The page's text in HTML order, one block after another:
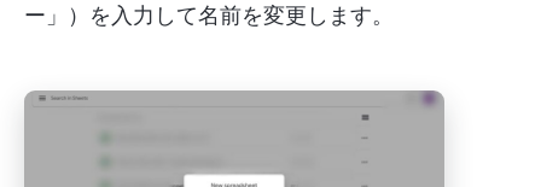
ー」）を入力して名前を変更します。